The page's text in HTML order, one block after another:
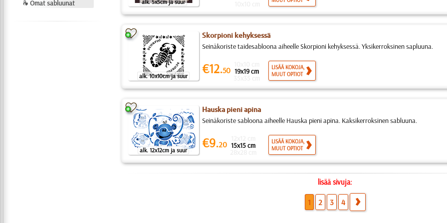
❧ Omat sabluunat alk. 5x5cm ja suur
alk. 10x10cm ja suur
Skorpioni kehyksessä
Seinäkoriste taidesabloona aiheelle Skorpioni kehyksessä. Yksikerroksinen sapluuna.
€12.50 19x19 cm
LISÄÄ KOKOJA,
MUUT OPTIOT
alk. 12x12cm ja suur
Hauska pieni apina
Seinäkoriste sabloona aiheelle Hauska pieni apina. Kaksikerroksinen sabluuna.
€9.20 15x15 cm
LISÄÄ KOKOJA,
MUUT OPTIOT
lisää sivuja:
1 2 3 4